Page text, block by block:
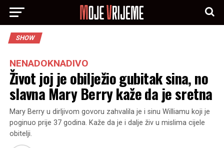
SHOW
NENADOKNADIVO
Život joj je obilježio gubitak sina, no
slavna Mary Berry kaže da je sretna
Mary Berry u dirljivom govoru zahvalila je i sinu Williamu koji je
poginuo prije 37 godina. Kaže da je i dalje živ u mislima cijele
obitelji.